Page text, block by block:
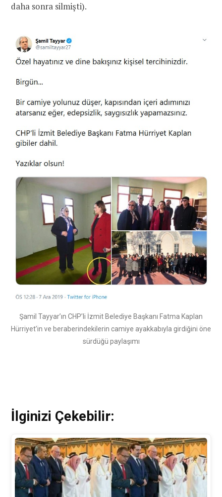
daha sonra silmişti).
Şamil Tayyar’ın CHP’li İzmit Belediye Başkanı Fatma Kaplan
Hürriyet’in ve beraberindekilerin camiye ayakkabıyla girdiğini öne
sürdüğü paylaşımı
İlginizi Çekebilir: